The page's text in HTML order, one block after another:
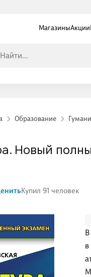
МагазиныАкции
Образование
Новый
Купил 91 человек